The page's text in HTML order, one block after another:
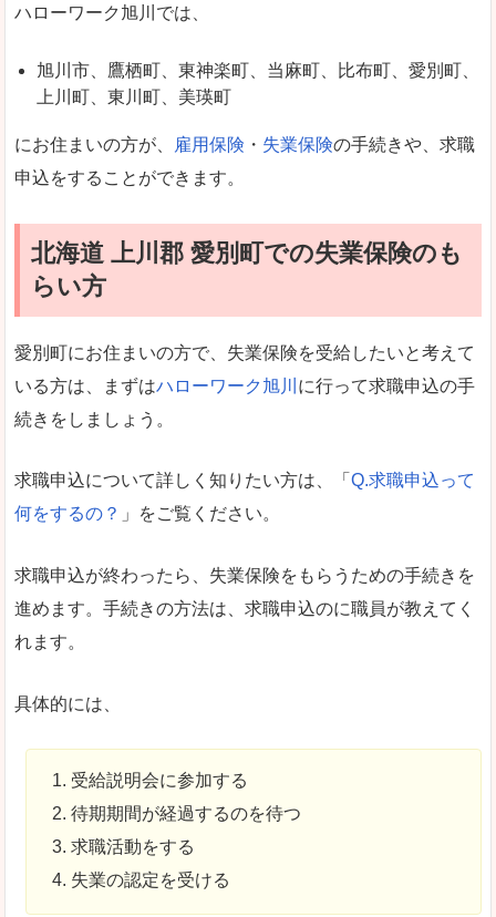
ハローワーク旭川では、
旭川市、鷹栖町、東神楽町、当麻町、比布町、愛別町、
上川町、東川町、美瑛町
にお住まいの方が、 雇用保険 ・ 失業保険の手続きや、求職
申込をすることができます。
北海道 上川郡 愛別町での失業保険のも
らい方
愛別町にお住まいの方で、失業保険を受給したいと考えて
いる方は、まずはハローワーク旭川 に行って求職申込の手
続きをしましょう。
求職申込について詳しく知りたい方は、「 Q.求職申込って
何をするの？ 」をご覧ください。
求職申込が終わったら、失業保険をもらうための手続きを
進めます。手続きの方法は、求職申込のに職員が教えてく
れます。
具体的には、
受給説明会に参加する
待期期間が経過するのを待つ
求職活動をする
失業の認定を受ける